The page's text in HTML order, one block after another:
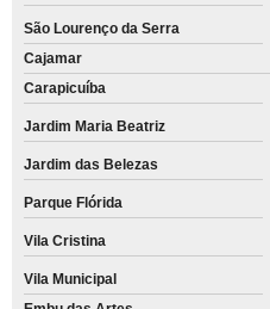
São Lourenço da Serra
Cajamar
Carapicuíba
Jardim Maria Beatriz
Jardim das Belezas
Parque Flórida
Vila Cristina
Vila Municipal